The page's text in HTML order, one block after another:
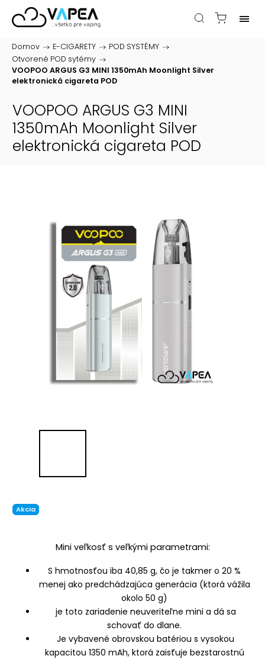
Domov / E-CIGARETY / POD SYSTÉMY /
Otvorené POD sytémy /
VOOPOO ARGUS G3 MINI 1350mAh Moonlight Silver
elektronická cigareta POD
VOOPOO ARGUS G3 MINI
1350mAh Moonlight Silver
elektronická cigareta POD
Akcia
Mini veľkosť s veľkými parametrami:
S hmotnosťou iba 40,85 g, čo je takmer o 20 %
menej ako predchádzajúca generácia (ktorá vážila
okolo 50 g)
je toto zariadenie neuveriteľne mini a dá sa
schovať do dlane.
Je vybavené obrovskou batériou s vysokou
kapacitou 1350 mAh, ktorá zaisťuje bezstarostnú